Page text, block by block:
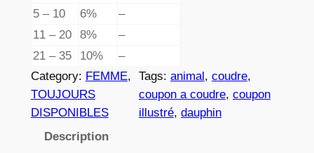
3
,
é
0
6
8
5 – 10
6%
–
11 – 20
8%
–
21 – 35
10%
–
Category: FEMME
TOUJOURS
DISPONIBLES
Tags:animal, coudre
coupon a coudre, coupon
illustré, dauphin
Description